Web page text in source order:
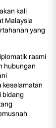
kali
Malaysia
yang
rasmi
hubungan
keselamatan
bidang